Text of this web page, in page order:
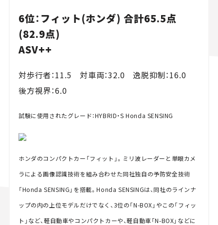
6位：フィット(ホンダ) 合計65.5点
(82.9点)
ASV++
対歩行者：11.5 対車両：32.0 逸脱抑制：16.0
後方視界：6.0
試験に使用されたグレード：HYBRID・S Honda SENSING
ホンダのコンパクトカー「フィット」。ミリ波レーダーと単眼カメ
ラによる画像認識技術を組み合わせた同社独自の予防安全技術
「Honda SENSING」を搭載。Honda SENSINGは、同社のラインナ
ップの内の上位モデルだけでなく、3位の「N-BOX」やこの「フィッ
ト」など、軽自動車やコンパクトカーや、軽自動車「N-BOX」などに